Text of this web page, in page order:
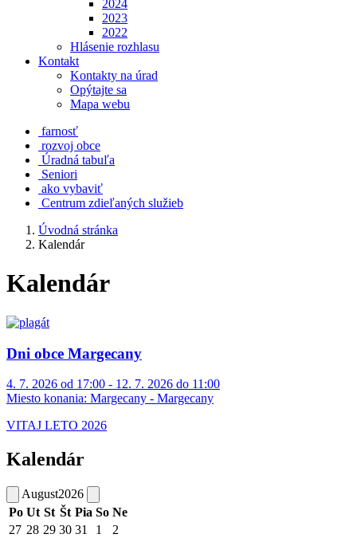
2024
2023
2022
Hlásenie rozhlasu
Kontakt
Kontakty na úrad
Opýtajte sa
Mapa webu
farnosť
rozvoj obce
Úradná tabuľa
Seniori
ako vybaviť
Centrum zdieľaných služieb
Úvodná stránka
Kalendár
Kalendár
Dni obce Margecany
4. 7. 2026 od 17:00 - 12. 7. 2026 do 11:00
Miesto konania: Margecany - Margecany
VITAJ LETO 2026
Kalendár
August2026
Po Ut St Št Pia So Ne
27 28 29 30 31 1
2